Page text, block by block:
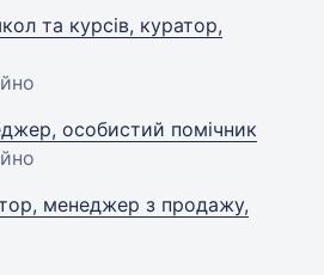
та курсів, куратор,
особистий помічник
менеджер з продажу,